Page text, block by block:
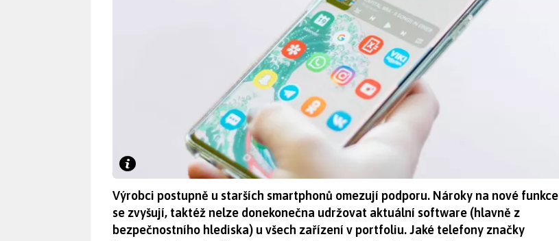
Výrobci postupně u starších smartphonů omezují podporu. Nároky na nové funkce
se zvyšují, taktéž nelze donekonečna udržovat aktuální software (hlavně z
bezpečnostního hlediska) u všech zařízení v portfoliu. Jaké telefony značky